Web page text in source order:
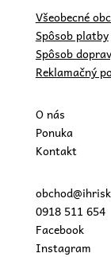
Všeobecné
Spôsob platby
Spôsob
Reklamačný
O nás
Ponuka
Kontakt
0918 511 654
Facebook
Instagram